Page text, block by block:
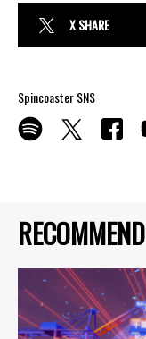
RECOMMEND
X SHARE
Spincoaster SNS